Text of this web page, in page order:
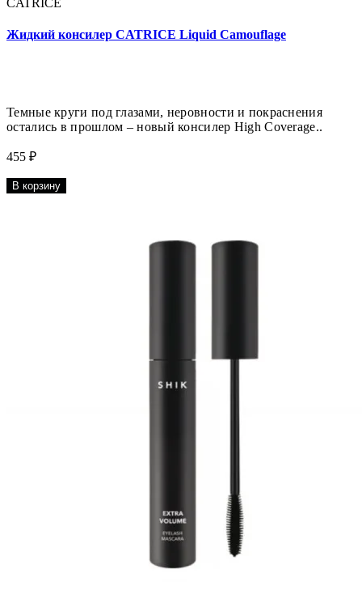
Жидкий консилер CATRICE Liquid Camouflage
Темные круги под глазами, неровности и покраснения
остались в прошлом – новый консилер High Coverage..
455 ₽
В корзину